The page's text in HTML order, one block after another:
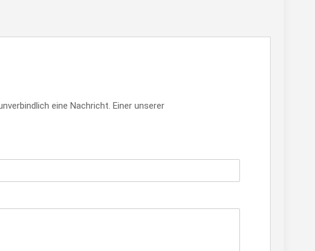
eine Nachricht. Einer unserer